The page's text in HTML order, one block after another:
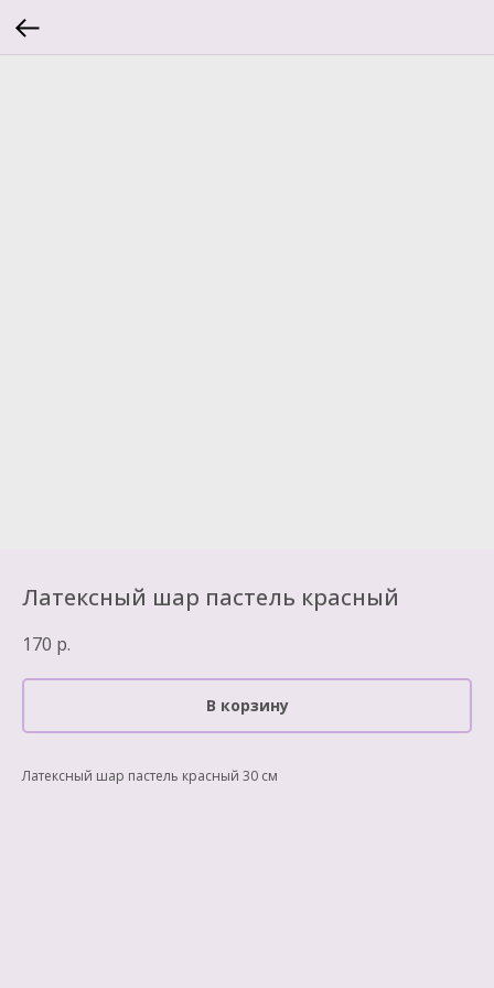
Латексный шар пастель красный
170 р.
В корзину
Латексный шар пастель красный 30 см